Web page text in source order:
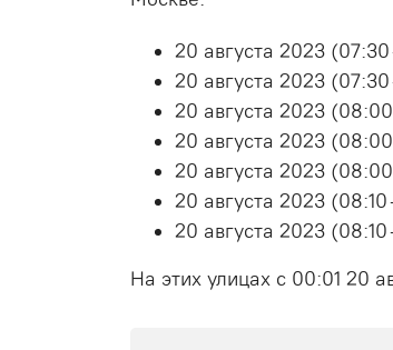
20 августа 2023
20 августа 2023
20 августа 2023
20 августа 2023
20 августа 2023
20 августа 2023
20 августа 2023
На этих улицах с 00:01 20